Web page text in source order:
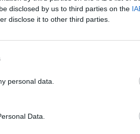
disclosed by us to third parties on the
disclose it to other third parties.
personal data.
Data.